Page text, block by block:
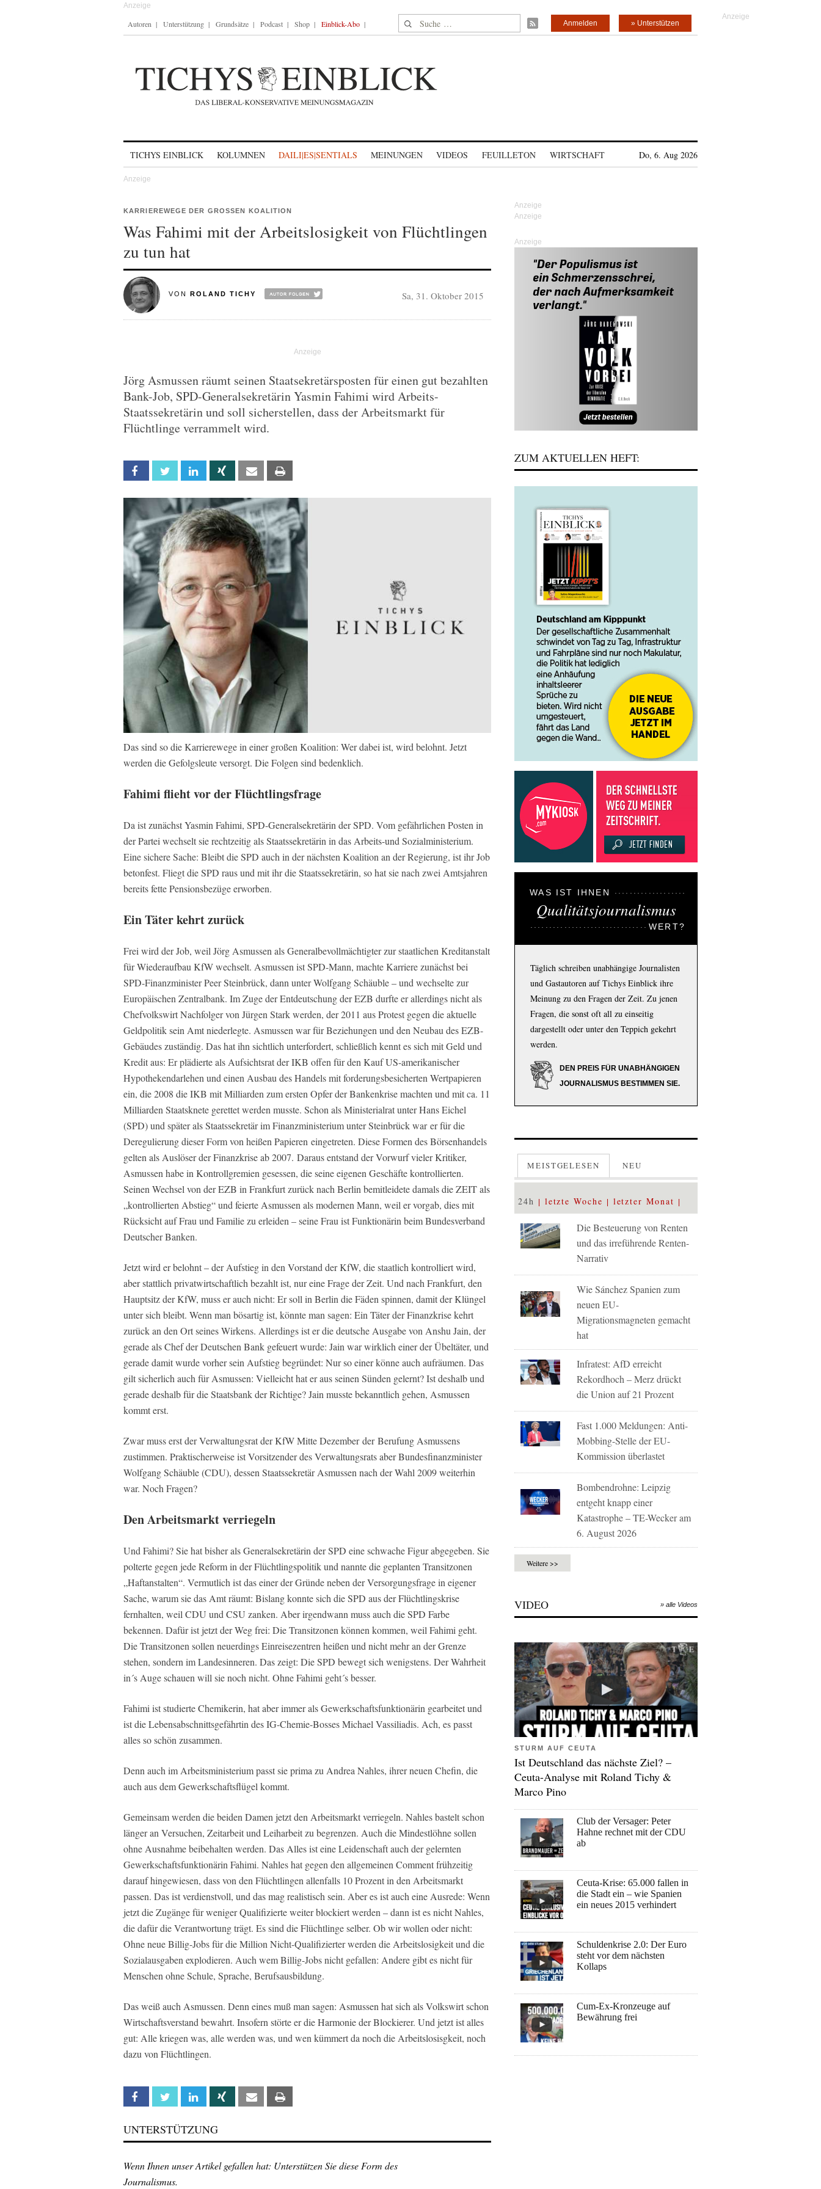
Autoren Unterstützung Grundsätze Podcast Shop Einblick-Abo Suche nach: » Unterstützen
Anmelden
TICHYS EINBLICK KOLUMNEN DAILI|ES|SENTIALS MEINUNGEN VIDEOS FEUILLETON WIRTSCHAFT Do, 6. Aug 2026
KARRIEREWEGE DER GROSSEN KOALITION
Was Fahimi mit der Arbeitslosigkeit von Flüchtlingen
zu tun hat
VON ROLAND TICHY Sa, 31. Oktober 2015
Jörg Asmussen räumt seinen Staatsekretärsposten für einen gut bezahlten
Bank-Job, SPD-Generalsekretärin Yasmin Fahimi wird Arbeits-
Staatssekretärin und soll sicherstellen, dass der Arbeitsmarkt für
Flüchtlinge verrammelt wird.
Facebook Twitter Linkedin Xing Email
Das sind so die Karrierewege in einer großen Koalition: Wer dabei ist, wird belohnt. Jetzt
werden die Gefolgsleute versorgt. Die Folgen sind bedenklich.
Fahimi flieht vor der Flüchtlingsfrage
Da ist zunächst Yasmin Fahimi, SPD-Generalsekretärin der SPD. Vom gefährlichen Posten in
der Partei wechselt sie rechtzeitig als Staatssekretärin in das Arbeits-und Sozialministerium.
Eine sichere Sache: Bleibt die SPD auch in der nächsten Koalition an der Regierung, ist ihr Job
betonfest. Fliegt die SPD raus und mit ihr die Staatssekretärin, so hat sie nach zwei Amtsjahren
bereits fette Pensionsbezüge erworben.
Ein Täter kehrt zurück
Frei wird der Job, weil Jörg Asmussen als Generalbevollmächtigter zur staatlichen Kreditanstalt
für Wiederaufbau KfW wechselt. Asmussen ist SPD-Mann, machte Karriere zunächst bei
SPD-Finanzminister Peer Steinbrück, dann unter Wolfgang Schäuble – und wechselte zur
Europäischen Zentralbank. Im Zuge der Entdeutschung der EZB durfte er allerdings nicht als
Chefvolkswirt Nachfolger von Jürgen Stark werden, der 2011 aus Protest gegen die aktuelle
Geldpolitik sein Amt niederlegte. Asmussen war für Beziehungen und den Neubau des EZB-
Gebäudes zuständig. Das hat ihn sichtlich unterfordert, schließlich kennt es sich mit Geld und
Kredit aus: Er plädierte als Aufsichtsrat der IKB offen für den Kauf US-amerikanischer
Hypothekendarlehen und einen Ausbau des Handels mit forderungsbesicherten Wertpapieren
ein, die 2008 die IKB mit Milliarden zum ersten Opfer der Bankenkrise machten und mit ca. 11
Milliarden Staatsknete gerettet werden musste. Schon als Ministerialrat unter Hans Eichel
(SPD) und später als Staatssekretär im Finanzministerium unter Steinbrück war er für die
Deregulierung dieser Form von heißen Papieren eingetreten. Diese Formen des Börsenhandels
gelten als Auslöser der Finanzkrise ab 2007. Daraus entstand der Vorwurf vieler Kritiker,
Asmussen habe in Kontrollgremien gesessen, die seine eigenen Geschäfte kontrollierten.
Seinen Wechsel von der EZB in Frankfurt zurück nach Berlin bemitleidete damals die ZEIT als
„kontrollierten Abstieg“ und feierte Asmussen als modernen Mann, weil er vorgab, dies mit
Rücksicht auf Frau und Familie zu erleiden – seine Frau ist Funktionärin beim Bundesverband
Deutscher Banken.
Jetzt wird er belohnt – der Aufstieg in den Vorstand der KfW, die staatlich kontrolliert wird,
aber stattlich privatwirtschaftlich bezahlt ist, nur eine Frage der Zeit. Und nach Frankfurt, den
Hauptsitz der KfW, muss er auch nicht: Er soll in Berlin die Fäden spinnen, damit der Klüngel
unter sich bleibt. Wenn man bösartig ist, könnte man sagen: Ein Täter der Finanzkrise kehrt
zurück an den Ort seines Wirkens. Allerdings ist er die deutsche Ausgabe von Anshu Jain, der
gerade als Chef der Deutschen Bank gefeuert wurde: Jain war wirklich einer der Übeltäter, und
gerade damit wurde vorher sein Aufstieg begründet: Nur so einer könne auch aufräumen. Das
gilt sicherlich auch für Asmussen: Vielleicht hat er aus seinen Sünden gelernt? Ist deshalb und
gerade deshalb für die Staatsbank der Richtige? Jain musste bekanntlich gehen, Asmussen
kommt erst.
Zwar muss erst der Verwaltungsrat der KfW Mitte Dezember der Berufung Asmussens
zustimmen. Praktischerweise ist Vorsitzender des Verwaltungsrats aber Bundesfinanzminister
Wolfgang Schäuble (CDU), dessen Staatssekretär Asmussen nach der Wahl 2009 weiterhin
war. Noch Fragen?
Den Arbeitsmarkt verriegeln
Und Fahimi? Sie hat bisher als Generalsekretärin der SPD eine schwache Figur abgegeben. Sie
polterte gegen jede Reform in der Flüchtlingspolitik und nannte die geplanten Transitzonen
„Haftanstalten“. Vermutlich ist das einer der Gründe neben der Versorgungsfrage in eigener
Sache, warum sie das Amt räumt: Bislang konnte sich die SPD aus der Flüchtlingskrise
fernhalten, weil CDU und CSU zanken. Aber irgendwann muss auch die SPD Farbe
bekennen. Dafür ist jetzt der Weg frei: Die Transitzonen können kommen, weil Fahimi geht.
Die Transitzonen sollen neuerdings Einreisezentren heißen und nicht mehr an der Grenze
stehen, sondern im Landesinneren. Das zeigt: Die SPD bewegt sich wenigstens. Der Wahrheit
in´s Auge schauen will sie noch nicht. Ohne Fahimi geht´s besser.
Fahimi ist studierte Chemikerin, hat aber immer als Gewerkschaftsfunktionärin gearbeitet und
ist die Lebensabschnittsgefährtin des IG-Chemie-Bosses Michael Vassiliadis. Ach, es passt
alles so schön zusammen.
Denn auch im Arbeitsministerium passt sie prima zu Andrea Nahles, ihrer neuen Chefin, die
auch aus dem Gewerkschaftsflügel kommt.
Gemeinsam werden die beiden Damen jetzt den Arbeitsmarkt verriegeln. Nahles bastelt schon
länger an Versuchen, Zeitarbeit und Leiharbeit zu begrenzen. Auch die Mindestlöhne sollen
ohne Ausnahme beibehalten werden. Das Alles ist eine Leidenschaft auch der gelernten
Gewerkschaftsfunktionärin Fahimi. Nahles hat gegen den allgemeinen Comment frühzeitig
darauf hingewiesen, dass von den Flüchtlingen allenfalls 10 Prozent in den Arbeitsmarkt
passen. Das ist verdienstvoll, und das mag realistisch sein. Aber es ist auch eine Ausrede: Wenn
jetzt die Zugänge für weniger Qualifizierte weiter blockiert werden – dann ist es nicht Nahles,
die dafür die Verantwortung trägt. Es sind die Flüchtlinge selber. Ob wir wollen oder nicht:
Ohne neue Billig-Jobs für die Million Nicht-Qualifizierter werden die Arbeitslosigkeit und die
Sozialausgaben explodieren. Auch wem Billig-Jobs nicht gefallen: Andere gibt es nicht für
Menschen ohne Schule, Sprache, Berufsausbildung.
Das weiß auch Asmussen. Denn eines muß man sagen: Asmussen hat sich als Volkswirt schon
Wirtschaftsverstand bewahrt. Insofern störte er die Harmonie der Blockierer. Und jetzt ist alles
gut: Alle kriegen was, alle werden was, und wen kümmert da noch die Arbeitslosisgkeit, noch
dazu von Flüchtlingen.
Facebook Twitter Linkedin Xing Email
UNTERSTÜTZUNG
Wenn Ihnen unser Artikel gefallen hat: Unterstützen Sie diese Form des
Journalismus.
Anzeige
ZUM AKTUELLEN HEFT:
WAS IST IHNEN
Qualitätsjournalismus
WERT?
Täglich schreiben unabhängige Journalisten
und Gastautoren auf Tichys Einblick ihre
Meinung zu den Fragen der Zeit. Zu jenen
Fragen, die sonst oft all zu einseitig
dargestellt oder unter den Teppich gekehrt
werden.
DEN PREIS FÜR UNABHÄNGIGEN
JOURNALISMUS BESTIMMEN SIE.
MEISTGELESEN NEU
24h letzte Woche letzter Monat
Die Besteuerung von Renten
und das irreführende Renten-
Narrativ
Wie Sánchez Spanien zum
neuen EU-
Migrationsmagneten gemacht
hat
Infratest: AfD erreicht
Rekordhoch – Merz drückt
die Union auf 21 Prozent
Fast 1.000 Meldungen: Anti-
Mobbing-Stelle der EU-
Kommission überlastet
Bombendrohne: Leipzig
entgeht knapp einer
Katastrophe – TE-Wecker am
6. August 2026
Weitere >>
VIDEO » alle Videos
STURM AUF CEUTA
Ist Deutschland das nächste Ziel? –
Ceuta-Analyse mit Roland Tichy &
Marco Pino
Club der Versager: Peter
Hahne rechnet mit der CDU
ab
Ceuta-Krise: 65.000 fallen in
die Stadt ein – wie Spanien
ein neues 2015 verhindert
Schuldenkrise 2.0: Der Euro
steht vor dem nächsten
Kollaps
Cum-Ex-Kronzeuge auf
Bewährung frei